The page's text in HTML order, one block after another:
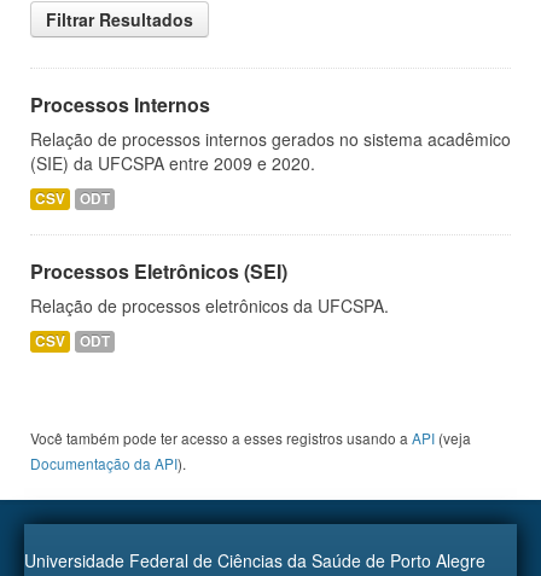
Filtrar Resultados
Processos Internos
Relação de processos internos gerados no sistema acadêmico
(SIE) da UFCSPA entre 2009 e 2020.
CSV ODT
Processos Eletrônicos (SEI)
Relação de processos eletrônicos da UFCSPA.
CSV ODT
Você também pode ter acesso a esses registros usando a API (veja
Documentação da API).
Universidade Federal de Ciências da Saúde de Porto Alegre